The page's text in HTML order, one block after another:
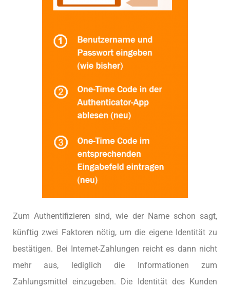
Zum Authentifizieren sind, wie der Name schon sagt,
künftig zwei Faktoren nötig, um die eigene Identität zu
bestätigen. Bei Internet-Zahlungen reicht es dann nicht
mehr aus, lediglich die Informationen zum
Zahlungsmittel einzugeben. Die Identität des Kunden